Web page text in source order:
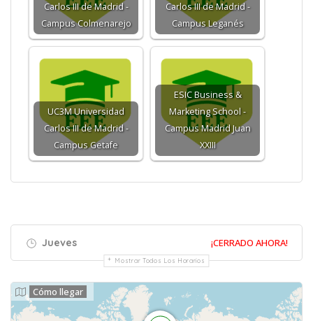
Carlos III de Madrid -
Campus Colmenarejo
Carlos III de Madrid -
Campus Leganés
UC3M Universidad
Carlos III de Madrid -
Campus Getafe
ESIC Business &
Marketing School -
Campus Madrid Juan
XXIII
Jueves ¡CERRADO AHORA!
Mostrar Todos Los Horarios
Cómo llegar